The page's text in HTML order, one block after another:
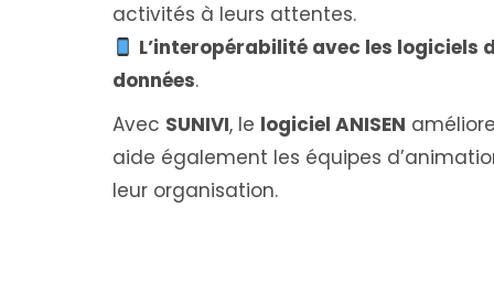
activités à leurs attentes.
L’interopérabilité avec les logiciels
données.
Avec SUNIVI, le logiciel ANISEN
aide également les équipes
leur organisation.